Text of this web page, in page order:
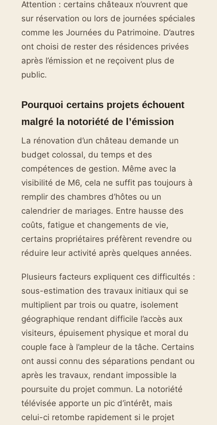
Attention : certains châteaux n’ouvrent que
sur réservation ou lors de journées spéciales
comme les Journées du Patrimoine. D’autres
ont choisi de rester des résidences privées
après l’émission et ne reçoivent plus de
public.
Pourquoi certains projets échouent
malgré la notoriété de l’émission
La rénovation d’un château demande un
budget colossal, du temps et des
compétences de gestion. Même avec la
visibilité de M6, cela ne suffit pas toujours à
remplir des chambres d’hôtes ou un
calendrier de mariages. Entre hausse des
coûts, fatigue et changements de vie,
certains propriétaires préfèrent revendre ou
réduire leur activité après quelques années.
Plusieurs facteurs expliquent ces difficultés :
sous-estimation des travaux initiaux qui se
multiplient par trois ou quatre, isolement
géographique rendant difficile l’accès aux
visiteurs, épuisement physique et moral du
couple face à l’ampleur de la tâche. Certains
ont aussi connu des séparations pendant ou
après les travaux, rendant impossible la
poursuite du projet commun. La notoriété
télévisée apporte un pic d’intérêt, mais
celui-ci retombe rapidement si le projet